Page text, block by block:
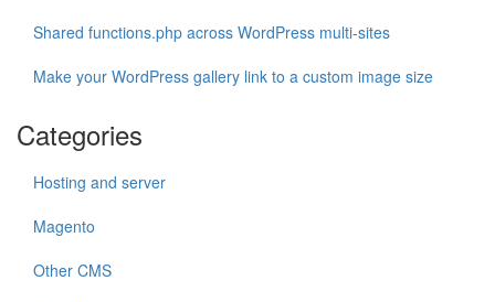
Shared functions.php across WordPress multi-sites
Make your WordPress gallery link to a custom image size
Categories
Hosting and server
Magento
Other CMS